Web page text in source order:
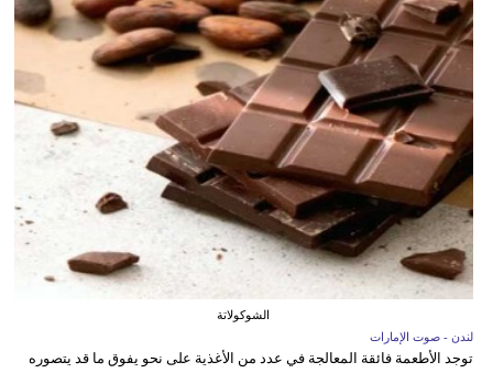
الشوكولاتة
لندن - صوت الإمارات
توجد الأطعمة فائقة المعالجة في عدد من الأغذية على نحو يفوق ما قد يتصوره